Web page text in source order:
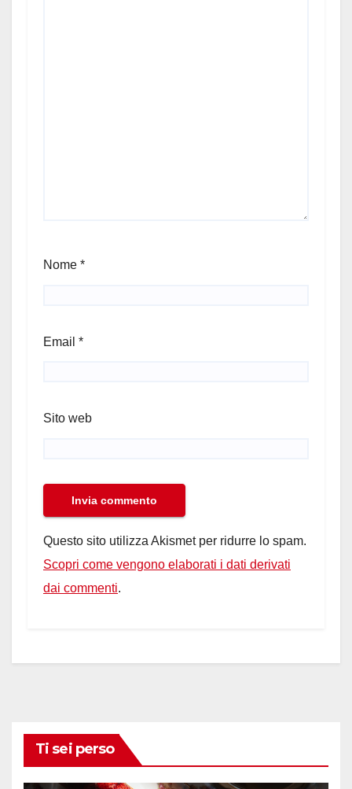
Nome *
Email *
Sito web
Questo sito utilizza Akismet per ridurre lo spam.
Scopri come vengono elaborati i dati derivati
dai commenti.
Ti sei perso